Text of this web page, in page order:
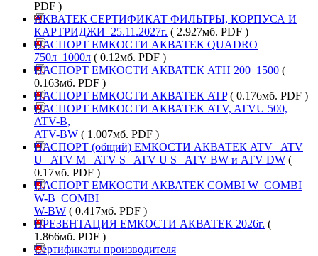
PDF )
АКВАТЕК СЕРТИФИКАТ ФИЛЬТРЫ, КОРПУСА И
КАРТРИДЖИ_25.11.2027г. ( 2.927мб. PDF )
ПАСПОРТ ЕМКОСТИ АКВАТЕК QUADRO
750л_1000л ( 0.12мб. PDF )
ПАСПОРТ ЕМКОСТИ АКВАТЕК АТН 200_1500 (
0.163мб. PDF )
ПАСПОРТ ЕМКОСТИ АКВАТЕК ATP( 0.176мб. PDF )
ПАСПОРТ ЕМКОСТИ АКВАТЕК ATV, ATVU 500,
ATV-B,
ATV-BW ( 1.007мб. PDF )
ПАСПОРТ (общий) ЕМКОСТИ АКВАТЕК ATV_ ATV
U_ ATV M_ ATV S_ ATV U S_ ATV BW и ATV DW (
0.17мб. PDF )
ПАСПОРТ ЕМКОСТИ АКВАТЕК COMBI W_COMBI
W-B_COMBI
W-BW ( 0.417мб. PDF )
ПРЕЗЕНТАЦИЯ ЕМКОСТИ АКВАТЕК 2026г. (
1.866мб. PDF )
Сертификаты производителя